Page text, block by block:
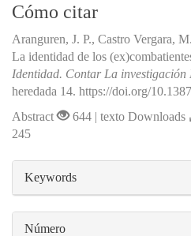
Cómo citar
Aranguren, J. P., Castro Vergara,
La identidad de los
Identidad. Contar La investigación
heredada 14. https://doi.org/
Abstract
644 | texto Downloads
245
Keywords
Número